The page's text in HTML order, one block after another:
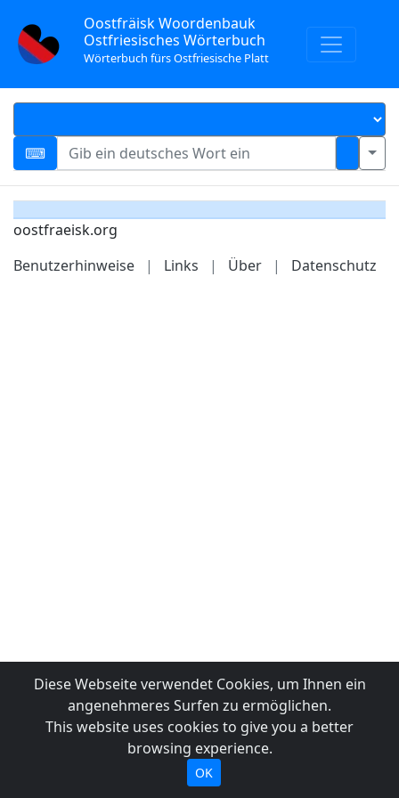
Oostfräisk Woordenbauk
Ostfriesisches Wörterbuch
Wörterbuch fürs Ostfriesische Platt
oostfraeisk.org
Benutzerhinweise
| Links | Über | Datenschutz
Diese Webseite verwendet Cookies, um Ihnen ein
angenehmeres Surfen zu ermöglichen.
This website uses cookies to give you a better
browsing experience.
OK